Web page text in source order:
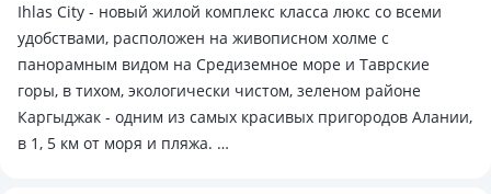
Ihlas City - новый жилой комплекс класса люкс со всеми
удобствами, расположен на живописном холме с
панорамным видом на Средиземное море и Таврские
горы, в тихом, экологически чистом, зеленом районе
Каргыджак - одним из самых красивых пригородов Алании,
в 1, 5 км от моря и пляжа.